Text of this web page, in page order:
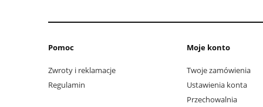
Pomoc
Zwroty i reklamacje
Regulamin
Moje konto
Twoje zamówienia
Ustawienia konta
Przechowalnia